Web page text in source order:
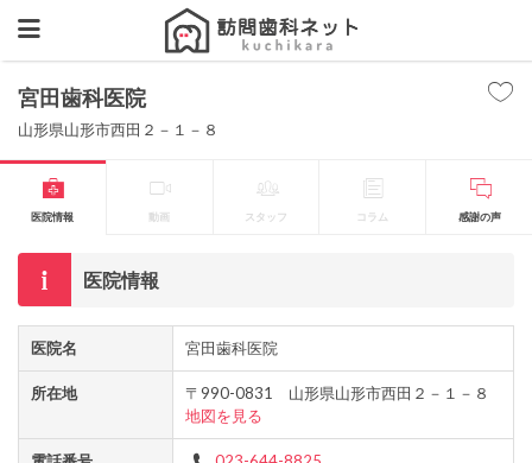
宮田歯科医院
山形県山形市西田２－１－８
医院情報 動画 スタッフ コラム 感謝の声
医院情報
医院名 宮田歯科医院
所在地
〒990-0831 山形県山形市西田２－１－８
地図を見る